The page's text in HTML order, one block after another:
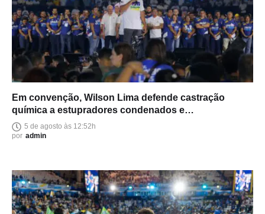
Em convenção, Wilson Lima defende castração
química a estupradores condenados e
endurecimento das leis
5 de agosto às 12:52h
por admin